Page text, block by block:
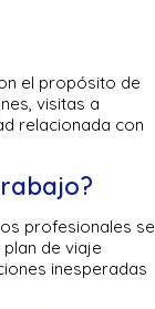
el propósito de
visitas a
relacionada con
profesionales se
de viaje
inesperadas